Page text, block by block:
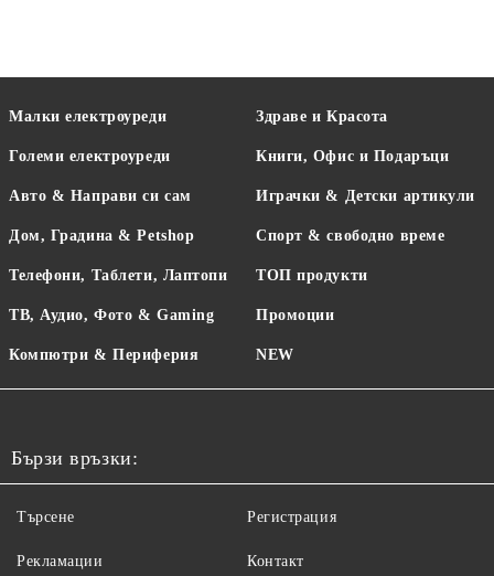
Малки електроуреди
Големи електроуреди
Авто & Направи си сам
Дом, Градина & Petshop
Телефони, Таблети, Лаптопи
ТВ, Аудио, Фото & Gaming
Компютри & Периферия
Здраве и Красота
Книги, Офис и Подаръци
Играчки & Детски артикули
Спорт & свободно време
ТОП продукти
Промоции
NEW
Бързи връзки:
Търсене
Рекламации
Регистрация
Контакт